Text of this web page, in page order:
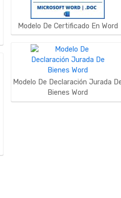
Modelo De Certificado En Word
Modelo De Declaración Jurada
Bienes Word